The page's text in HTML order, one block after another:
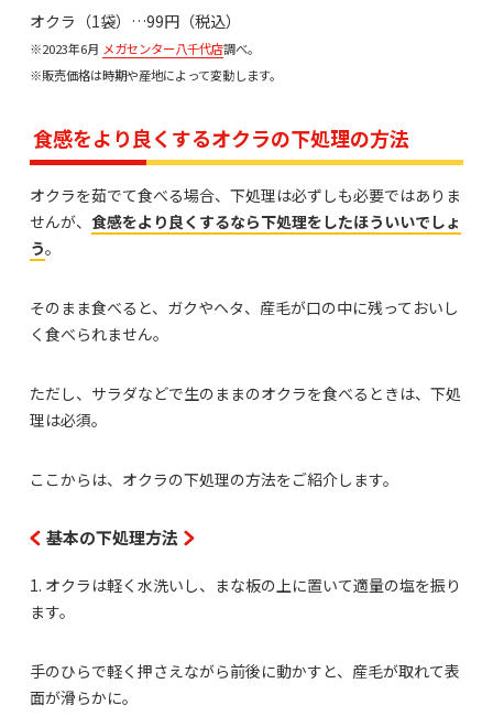
オクラ（1袋）…99円（税込）
※2023年6月 メガセンター八千代店調べ。
※販売価格は時期や産地によって変動します。
食感をより良くするオクラの下処理の方法
オクラを茹でて食べる場合、下処理は必ずしも必要ではありま
せんが、 食感をより良くするなら下処理をしたほういいでしょ
う。
そのまま食べると、ガクやヘタ、産毛が口の中に残っておいし
く食べられません。
ただし、サラダなどで生のままのオクラを食べるときは、下処
理は必須。
ここからは、オクラの下処理の方法をご紹介します。
基本の下処理方法
1. オクラは軽く水洗いし、まな板の上に置いて適量の塩を振り
ます。
手のひらで軽く押さえながら前後に動かすと、産毛が取れて表
面が滑らかに。